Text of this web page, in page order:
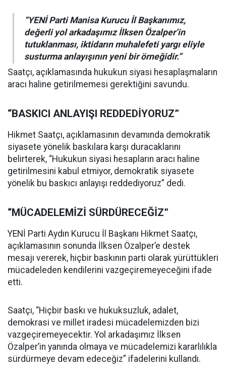
“YENİ Parti Manisa Kurucu İl Başkanımız,
değerli yol arkadaşımız İlksen Özalper’in
tutuklanması, iktidarın muhalefeti yargı eliyle
susturma anlayışının yeni bir örneğidir.”
Saatçı, açıklamasında hukukun siyasi hesaplaşmaların
aracı haline getirilmemesi gerektiğini savundu.
“BASKICI ANLAYIŞI REDDEDİYORUZ”
Hikmet Saatçı, açıklamasının devamında demokratik
siyasete yönelik baskılara karşı duracaklarını
belirterek, “Hukukun siyasi hesapların aracı haline
getirilmesini kabul etmiyor, demokratik siyasete
yönelik bu baskıcı anlayışı reddediyoruz” dedi.
“MÜCADELEMİZİ SÜRDÜRECEĞİZ”
YENİ Parti Aydın Kurucu İl Başkanı Hikmet Saatçı,
açıklamasının sonunda İlksen Özalper’e destek
mesajı vererek, hiçbir baskının parti olarak yürüttükleri
mücadeleden kendilerini vazgeçiremeyeceğini ifade
etti.
Saatçı, “Hiçbir baskı ve hukuksuzluk, adalet,
demokrasi ve millet iradesi mücadelemizden bizi
vazgeçiremeyecektir. Yol arkadaşımız İlksen
Özalper’in yanında olmaya ve mücadelemizi kararlılıkla
sürdürmeye devam edeceğiz” ifadelerini kullandı.